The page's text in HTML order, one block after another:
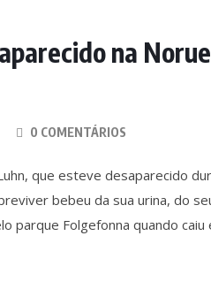
na
0 COMENTÁRIOS
que esteve desaparecido
bebeu da sua urina, do
parque Folgefonna quando